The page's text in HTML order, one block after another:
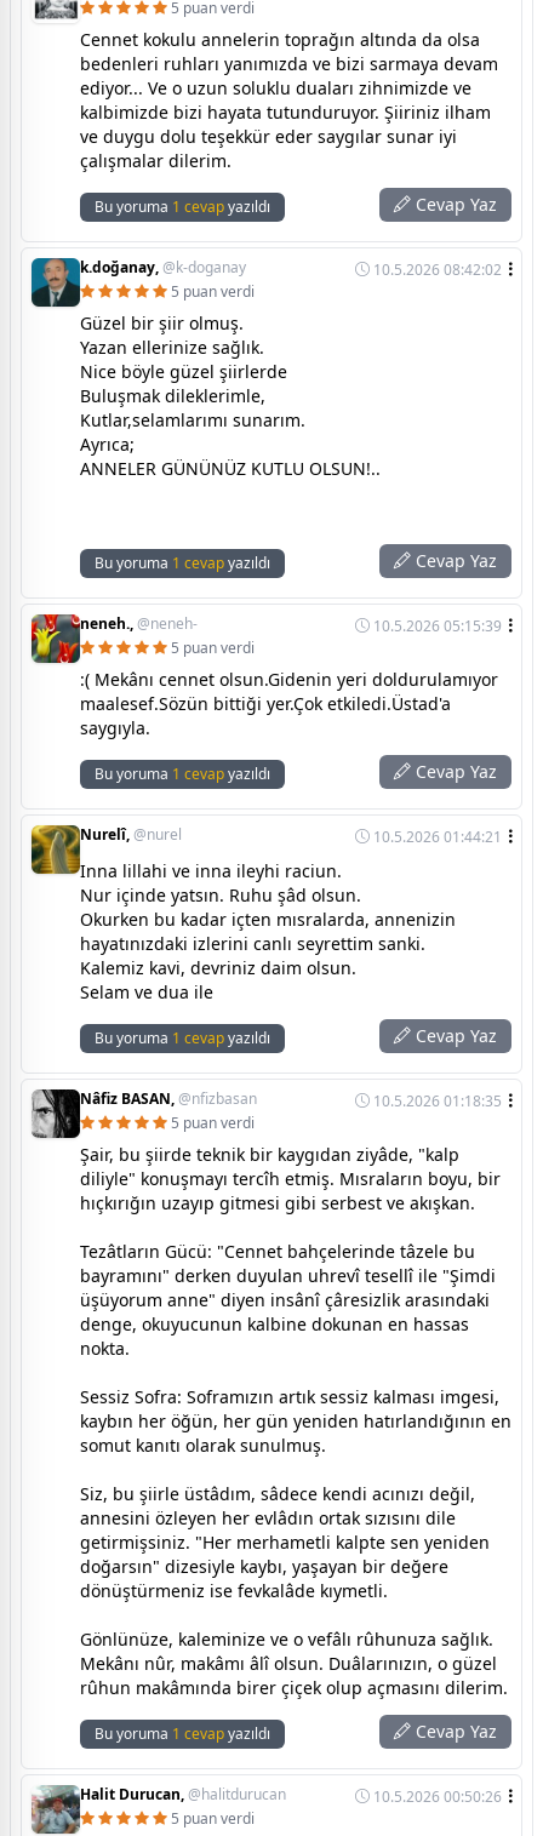
5 puan verdi
Cennet kokulu annelerin toprağın altında da olsa
bedenleri ruhları yanımızda ve bizi sarmaya devam
ediyor... Ve o uzun soluklu duaları zihnimizde ve
kalbimizde bizi hayata tutunduruyor. Şiiriniz ilham
ve duygu dolu teşekkür eder saygılar sunar iyi
çalışmalar dilerim.
Bu yoruma 1 cevapyazıldı Cevap Yaz
k.doğanay,@k-doganay
10.5.2026 08:42:02
5 puan verdi
Güzel bir şiir olmuş.
Yazan ellerinize sağlık.
Nice böyle güzel şiirlerde
Buluşmak dileklerimle,
Kutlar,selamlarımı sunarım.
Ayrıca;
ANNELER GÜNÜNÜZ KUTLU OLSUN!..
Bu yoruma 1 cevapyazıldı Cevap Yaz
neneh.,@neneh-
10.5.2026 05:15:39
5 puan verdi
:( Mekânı cennet olsun.Gidenin yeri doldurulamıyor
maalesef.Sözün bittiği yer.Çok etkiledi.Üstad'a
saygıyla.
Bu yoruma 1 cevapyazıldı Cevap Yaz
Nurelî,@nurel 10.5.2026 01:44:21
Inna lillahi ve inna ileyhi raciun.
Nur içinde yatsın. Ruhu şâd olsun.
Okurken bu kadar içten mısralarda, annenizin
hayatınızdaki izlerini canlı seyrettim sanki.
Kalemiz kavi, devriniz daim olsun.
Selam ve dua ile
Bu yoruma 1 cevapyazıldı Cevap Yaz
Nâfiz BASAN,@nfizbasan
10.5.2026 01:18:35
5 puan verdi
Şair, bu şiirde teknik bir kaygıdan ziyâde, "kalp
diliyle" konuşmayı tercîh etmiş. Mısraların boyu, bir
hıçkırığın uzayıp gitmesi gibi serbest ve akışkan.
Tezâtların Gücü: "Cennet bahçelerinde tâzele bu
bayramını" derken duyulan uhrevî tesellî ile "Şimdi
üşüyorum anne" diyen insânî çâresizlik arasındaki
denge, okuyucunun kalbine dokunan en hassas
nokta.
Sessiz Sofra: Soframızın artık sessiz kalması imgesi,
kaybın her öğün, her gün yeniden hatırlandığının en
somut kanıtı olarak sunulmuş.
Siz, bu şiirle üstâdım, sâdece kendi acınızı değil,
annesini özleyen her evlâdın ortak sızısını dile
getirmişsiniz. "Her merhametli kalpte sen yeniden
doğarsın" dizesiyle kaybı, yaşayan bir değere
dönüştürmeniz ise fevkalâde kıymetli.
Gönlünüze, kaleminize ve o vefâlı rûhunuza sağlık.
Mekânı nûr, makâmı âlî olsun. Duâlarınızın, o güzel
rûhun makâmında birer çiçek olup açmasını dilerim.
Bu yoruma 1 cevapyazıldı Cevap Yaz
Halit Durucan,@halitdurucan
10.5.2026 00:50:26
5 puan verdi